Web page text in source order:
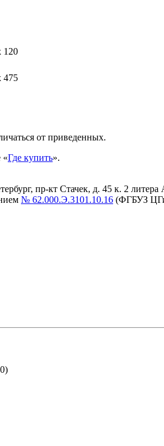
120
475
от приведенных.
«Где купить».
пр-кт Стачек, д. 45 к. 2
№ 62.000.Э.3101.10.16 (ФГБУЗ